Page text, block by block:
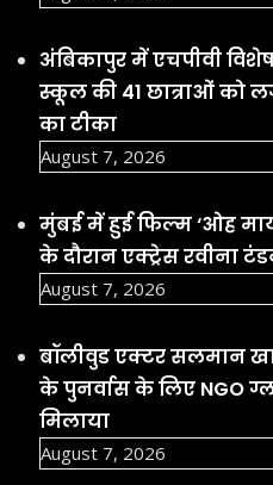
अंबिकापुर में एचपीवी
स्कूल की 41 छात्राओं को
का टीका
August 7, 2026
मुंबई में हुई फिल्म ‘ओह
के दौरान एक्ट्रेस रवीना
August 7, 2026
बॉलीवुड एक्टर सलमान
के पुनर्वास के लिए NGO
मिलाया
August 7, 2026